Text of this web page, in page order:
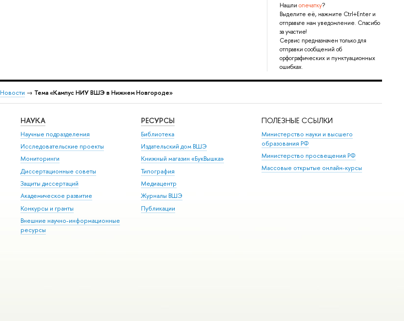
Нашли опечатку?
Выделите её, нажмите Ctrl+Enter и
отправьте нам уведомление. Спасибо
за участие!
Сервис предназначен только для
отправки сообщений об
орфографических и пунктуационных
ошибках.
Новости → Тема «Кампус НИУ ВШЭ в Нижнем Новгороде»
НАУКА
Научные подразделения
Исследовательские проекты
Мониторинги
Диссертационные советы
Защиты диссертаций
Академическое развитие
Конкурсы и гранты
Внешние научно-информационные
ресурсы
РЕСУРСЫ
Библиотека
Издательский дом ВШЭ
Книжный магазин «БукВышка»
Типография
Медиацентр
Журналы ВШЭ
Публикации
ПОЛЕЗНЫЕ ССЫЛКИ
Министерство науки и высшего
образования РФ
Министерство просвещения РФ
Массовые открытые онлайн-курсы